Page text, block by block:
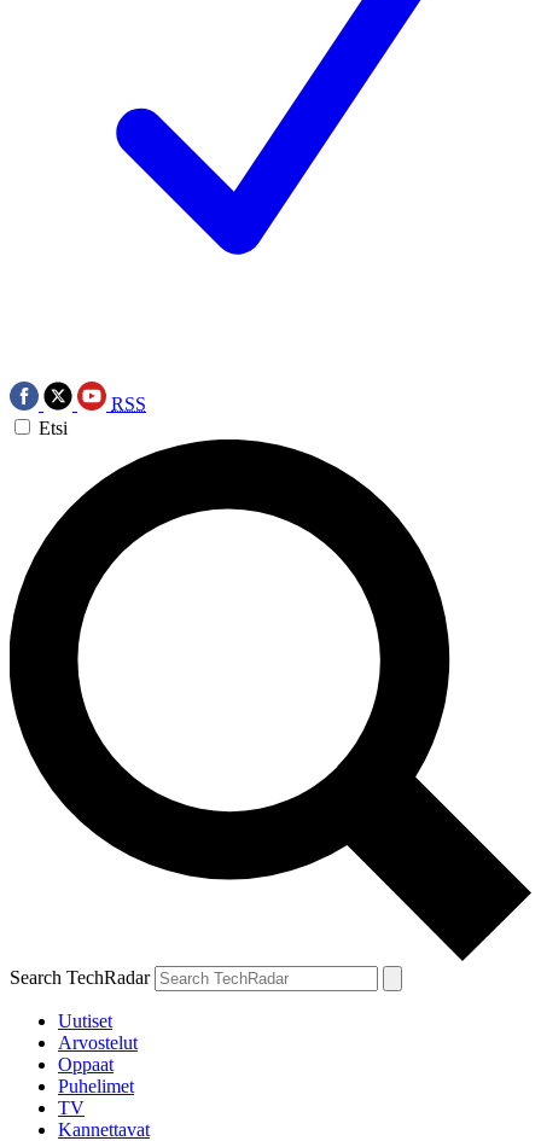
RSS
Etsi
Search TechRadar
Uutiset
Arvostelut
Oppaat
Puhelimet
TV
Kannettavat